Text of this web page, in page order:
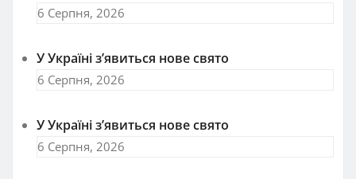
6 Серпня, 2026
У Україні з’явиться нове свято
6 Серпня, 2026
У Україні з’явиться нове свято
6 Серпня, 2026